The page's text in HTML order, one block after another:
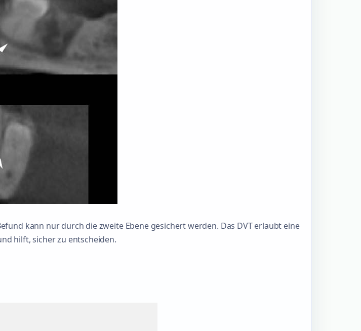
kann nur durch die zweite Ebene gesichert werden. Das DVT erlaubt eine
hilft, sicher zu entscheiden.